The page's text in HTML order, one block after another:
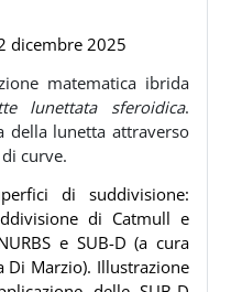
dicembre 2025
matematica ibrida
lunettata sferoidica.
della lunetta attraverso
curve.
di suddivisione:
di Catmull e
e SUB-D (a cura
Di Marzio). Illustrazione